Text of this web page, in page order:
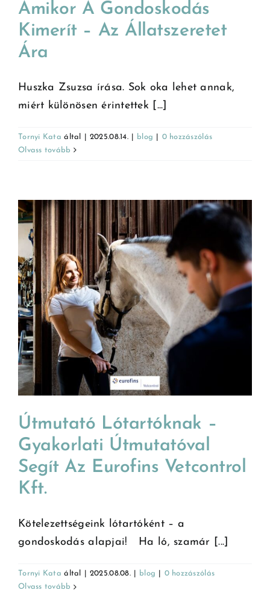
Amikor A Gondoskodás
Kimerít – Az Állatszeretet
Ára
Huszka Zsuzsa írása. Sok oka lehet annak,
miért különösen érintettek [...]
Tornyi Kata által 2025.08.14. blog
0 hozzászólás
Olvass tovább
Útmutató Lótartóknak –
Gyakorlati Útmutatóval
Segít Az Eurofins Vetcontrol
Kft.
Kötelezettségeink lótartóként – a
gondoskodás alapjai! Ha ló, szamár [...]
Tornyi Kata által 2025.08.08. blog
0 hozzászólás
Olvass tovább